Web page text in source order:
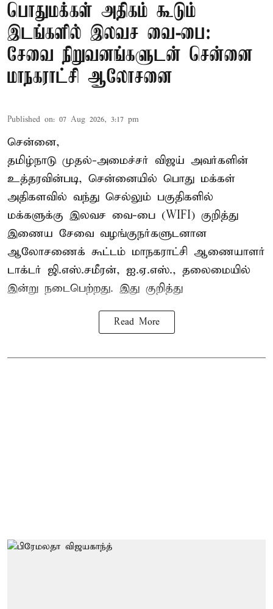
பொதுமக்கள் அதிகம் கூடும்
இடங்களில் இலவச வை-பை:
சேவை நிறுவனங்களுடன் சென்னை
மாநகராட்சி ஆலோசனை
Published on: 07 Aug 2026, 3:17 pm
சென்னை,
தமிழ்நாடு முதல்-அமைச்சர் விஜய் அவர்களின்
உத்தரவின்படி, சென்னையில் பொது மக்கள்
அதிகளவில் வந்து செல்லும் பகுதிகளில்
மக்களுக்கு இலவச வை-பை (WIFI) குறித்து
இணைய சேவை வழங்குநர்களுடனான
ஆலோசணைக் கூட்டம் மாநகராட்சி ஆணையாளர்
டாக்டர் ஜி.எஸ்.சமீரன், ஐ.ஏ.எஸ்., தலைமையில்
இன்று நடைபெற்றது. இது குறித்து
Read More